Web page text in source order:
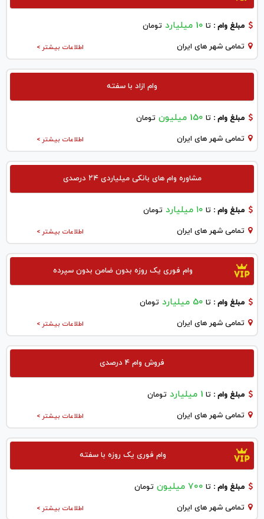
مبلغ وام : تا 10 میلیارد تومان
اطلاعات بیشتر > تمامی شهر های ایران
وام ازاد با سفته
مبلغ وام : تا 150 میلیون تومان
اطلاعات بیشتر > تمامی شهر های ایران
مشاوره وام های بانکی میلیاردی ۲۴ درصدی
مبلغ وام : تا ۱۰ میلیارد تومان
اطلاعات بیشتر > تمامی شهر های ایران
وام فوری یک روزه بدون ضامن بدون سپرده
مبلغ وام : تا 50 میلیارد تومان
اطلاعات بیشتر > تمامی شهر های ایران
فروش وام 4 درصدی
مبلغ وام : تا 1 میلیارد تومان
اطلاعات بیشتر > تمامی شهر های ایران
وام فوری یک روزه با سفته
مبلغ وام : تا 700 میلیون تومان
اطلاعات بیشتر > تمامی شهر های ایران